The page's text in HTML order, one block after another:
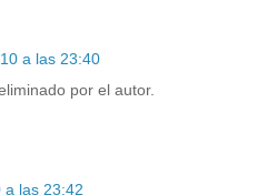
a las 23:40
por el autor.
a las 23:42